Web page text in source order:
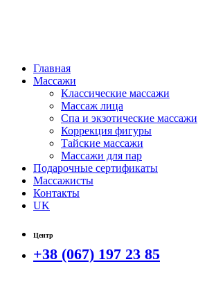
Главная
Массажи
Классические массажи
Массаж лица
Спа и экзотические массажи
Коррекция фигуры
Тайские массажи
Массажи для пар
Подарочные сертификаты
Массажисты
Контакты
UK
Центр
+38 (067) 197 23 85